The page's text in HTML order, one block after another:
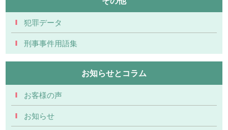
犯罪データ
刑事事件用語集
お知らせとコラム
お客様の声
お知らせ